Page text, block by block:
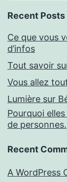
Recent Posts
Ce que vous
d’infos
Tout savoir
Vous allez
Lumière sur
Pourquoi
de personnes.
Recent
A WordPress